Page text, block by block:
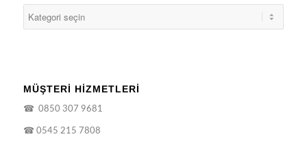
MÜŞTERİ HİZMETLERİ
☎0850 307 9681
☎0545 215 7808